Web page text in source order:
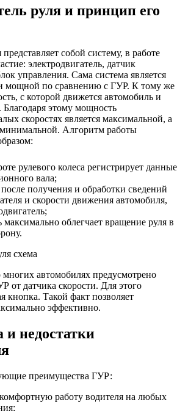
руля и принцип его
собой систему, в работе
электродвигатель, датчик
управления. Сама система является
мощной по сравнению с ГУР. К тому же
с которой движется автомобиль и
Благодаря этому мощность
скоростях является максимальной, а
Алгоритм работы
рулевого колеса регистрирует данные
вала;
получения и обработки сведений
и скорости движения автомобиля,
максимально облегчает вращение руля в
многих автомобилях предусмотрено
от датчика скорости. Для этого
кнопка. Такой факт позволяет
эффективно.
недостатки
преимущества ГУР:
работу водителя на любых